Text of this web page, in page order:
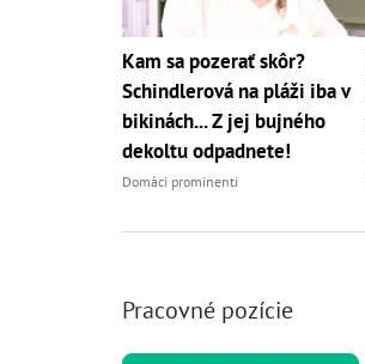
Kam sa pozerať skôr?
Schindlerová na pláži iba v
bikinách... Z jej bujného
dekoltu odpadnete!
Domáci prominenti
Pracovné pozície